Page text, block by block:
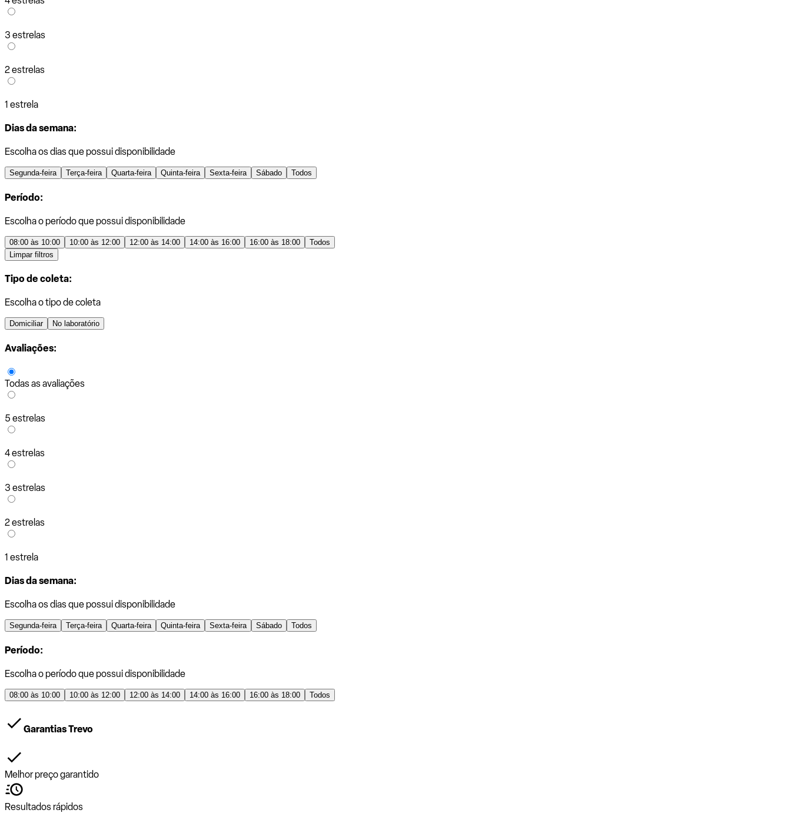
3 estrelas
2 estrelas
1 estrela
Dias da semana:
Escolha os dias que possui disponibilidade
Segunda-feira Terça-feira Quarta-feira Quinta-feira Sexta-feira Sábado Todos
Período:
Escolha o período que possui disponibilidade
08:00 às 10:00 10:00 às 12:00 12:00 às 14:00 14:00 às 16:00 16:00 às 18:00
Todos
Limpar filtros
Tipo de coleta:
Escolha o tipo de coleta
Domiciliar No laboratório
Avaliações:
Todas as avaliações
5 estrelas
4 estrelas
3 estrelas
2 estrelas
1 estrela
Dias da semana:
Escolha os dias que possui disponibilidade
Segunda-feira Terça-feira Quarta-feira Quinta-feira Sexta-feira Sábado Todos
Período:
Escolha o período que possui disponibilidade
08:00 às 10:00 10:00 às 12:00 12:00 às 14:00 14:00 às 16:00 16:00 às 18:00 Todos
Garantias Trevo
Melhor preço garantido
Resultados rápidos